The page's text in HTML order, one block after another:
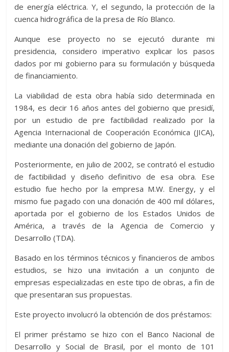
de energía eléctrica. Y, el segundo, la protección de la
cuenca hidrográfica de la presa de Río Blanco.
Aunque ese proyecto no se ejecutó durante mi
presidencia, considero imperativo explicar los pasos
dados por mi gobierno para su formulación y búsqueda
de financiamiento.
La viabilidad de esta obra había sido determinada en
1984, es decir 16 años antes del gobierno que presidí,
por un estudio de pre factibilidad realizado por la
Agencia Internacional de Cooperación Económica (JICA),
mediante una donación del gobierno de Japón.
Posteriormente, en julio de 2002, se contrató el estudio
de factibilidad y diseño definitivo de esa obra. Ese
estudio fue hecho por la empresa M.W. Energy, y el
mismo fue pagado con una donación de 400 mil dólares,
aportada por el gobierno de los Estados Unidos de
América, a través de la Agencia de Comercio y
Desarrollo (TDA).
Basado en los términos técnicos y financieros de ambos
estudios, se hizo una invitación a un conjunto de
empresas especializadas en este tipo de obras, a fin de
que presentaran sus propuestas.
Este proyecto involucró la obtención de dos préstamos:
El primer préstamo se hizo con el Banco Nacional de
Desarrollo y Social de Brasil, por el monto de 101